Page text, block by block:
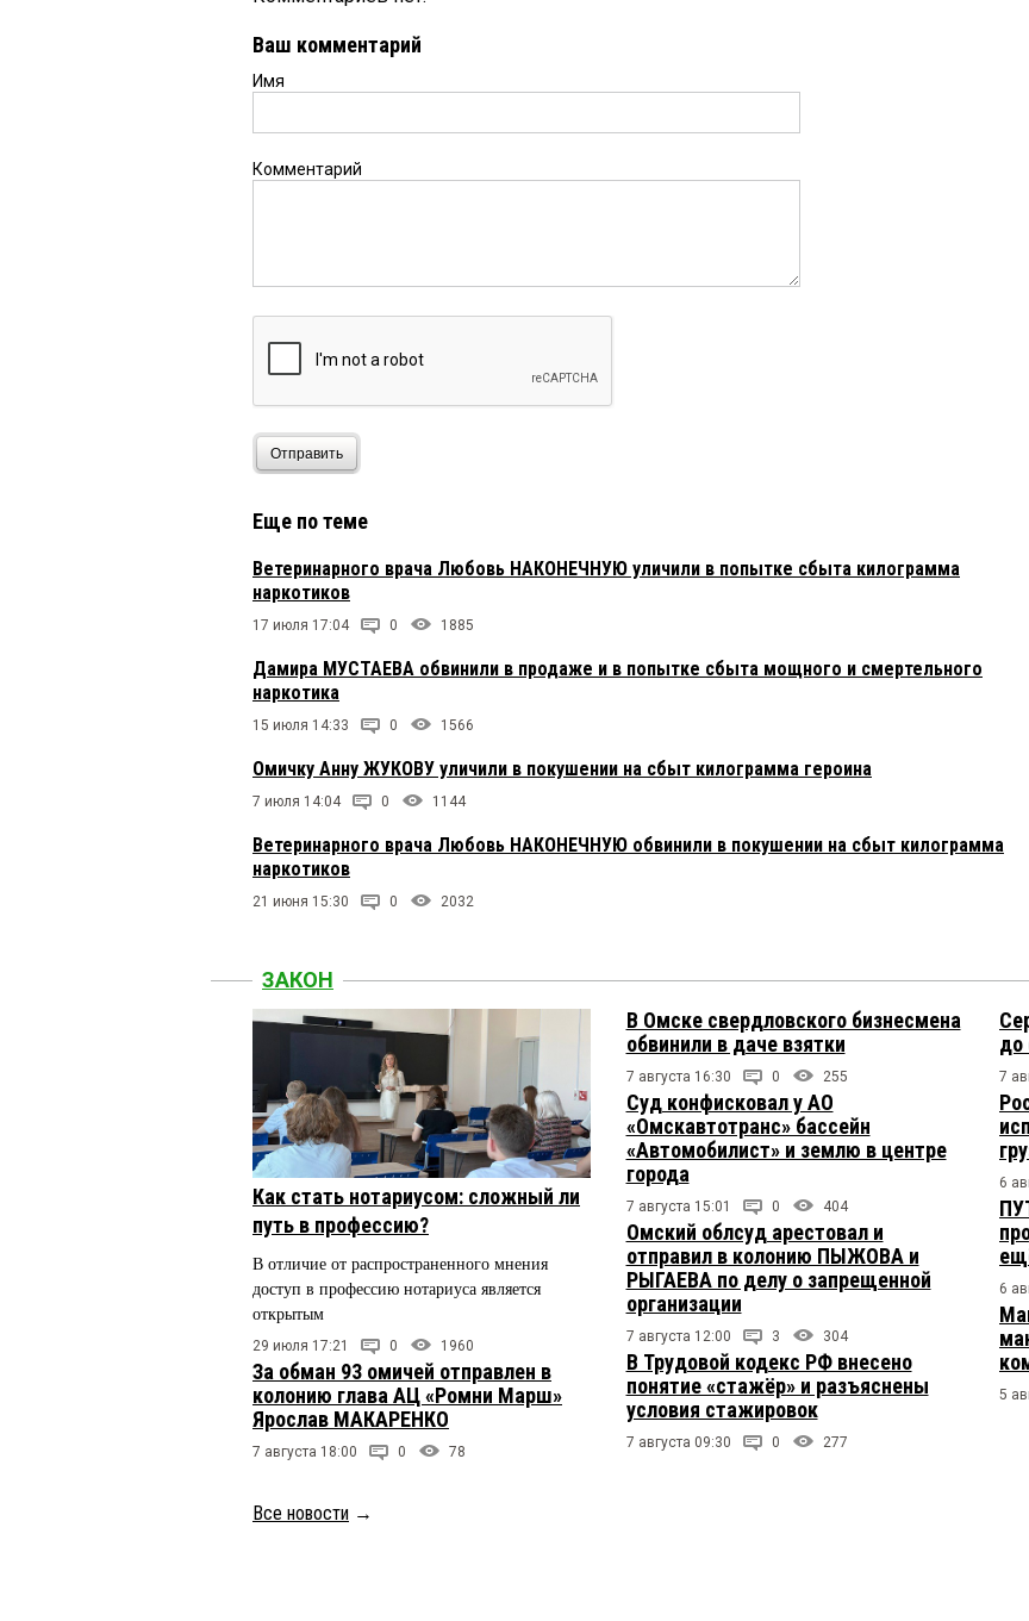
Ваш комментарий
Имя
Комментарий
Отправить
Еще по теме
Ветеринарного врача Любовь НАКОНЕЧНУЮ уличили в попытке сбыта килограмма
наркотиков
17 июля 17:04 0 1885
Дамира МУСТАЕВА обвинили в продаже и в попытке сбыта мощного и смертельного
наркотика
15 июля 14:33 0 1566
Омичку Анну ЖУКОВУ уличили в покушении на сбыт килограмма героина
7 июля 14:04 0 1144
Ветеринарного врача Любовь НАКОНЕЧНУЮ обвинили в покушении на сбыт килограмма
наркотиков
21 июня 15:30 0 2032
ЗАКОН
Как стать нотариусом: сложный ли
путь в профессию?
В отличие от распространенного мнения
доступ в профессию нотариуса является
открытым
29 июля 17:21 0 1960
За обман 93 омичей отправлен в
колонию глава АЦ «Ромни Марш»
Ярослав МАКАРЕНКО
7 августа 18:00 0 78
В Омске свердловского бизнесмена
обвинили в даче взятки
7 августа 16:30 0 255
Суд конфисковал у АО
«Омскавтотранс» бассейн
«Автомобилист» и землю в центре
города
7 августа 15:01 0 404
Омский облсуд арестовал и
отправил в колонию ПЫЖОВА и
РЫГАЕВА по делу о запрещенной
организации
7 августа 12:00 3 304
В Трудовой кодекс РФ внесено
понятие «стажёр» и разъяснены
условия стажировок
7 августа 09:30 0 277
до
7
6
6
5
Все новости →